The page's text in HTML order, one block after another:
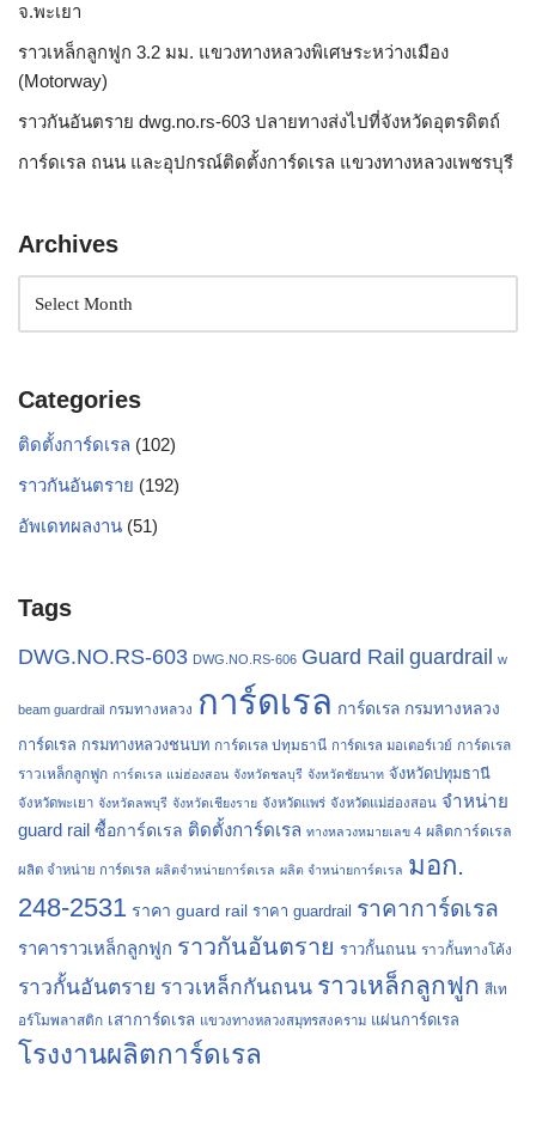
จ.พะเยา
ราวเหล็กลูกฟูก 3.2 มม. แขวงทางหลวงพิเศษระหว่างเมือง
(Motorway)
ราวกันอันตราย dwg.no.rs-603 ปลายทางส่งไปที่จังหวัดอุตรดิตถ์
การ์ดเรล ถนน และอุปกรณ์ติดตั้งการ์ดเรล แขวงทางหลวงเพชรบุรี
Archives
Categories
ติดตั้งการ์ดเรล (102)
ราวกันอันตราย (192)
อัพเดทผลงาน (51)
Tags
DWG.NO.RS-603 DWG.NO.RS-606 Guard Rail guardrail w
beam guardrail กรมทางหลวง การ์ดเรล การ์ดเรล กรมทางหลวง
การ์ดเรล กรมทางหลวงชนบท การ์ดเรล ปทุมธานี การ์ดเรล มอเตอร์เวย์ การ์ดเรล
ราวเหล็กลูกฟูก การ์ดเรล แม่ฮ่องสอน จังหวัดชลบุรี จังหวัดชัยนาท จังหวัดปทุมธานี
จังหวัดพะเยา จังหวัดลพบุรี จังหวัดเชียงราย จังหวัดแพร่ จังหวัดแม่ฮ่องสอน จำหน่าย
guard rail ซื้อการ์ดเรล ติดตั้งการ์ดเรล ทางหลวงหมายเลข 4 ผลิตการ์ดเรล
ผลิต จำหน่าย การ์ดเรล ผลิตจำหน่ายการ์ดเรล ผลิต จำหน่ายการ์ดเรล มอก.
248-2531 ราคา guard rail ราคา guardrail ราคาการ์ดเรล
ราคาราวเหล็กลูกฟูก ราวกันอันตราย ราวกั้นถนน ราวกั้นทางโค้ง
ราวกั้นอันตราย ราวเหล็กกันถนน ราวเหล็กลูกฟูก สีเท
อร์โมพลาสติก เสาการ์ดเรล แขวงทางหลวงสมุทรสงคราม แผ่นการ์ดเรล
โรงงานผลิตการ์ดเรล